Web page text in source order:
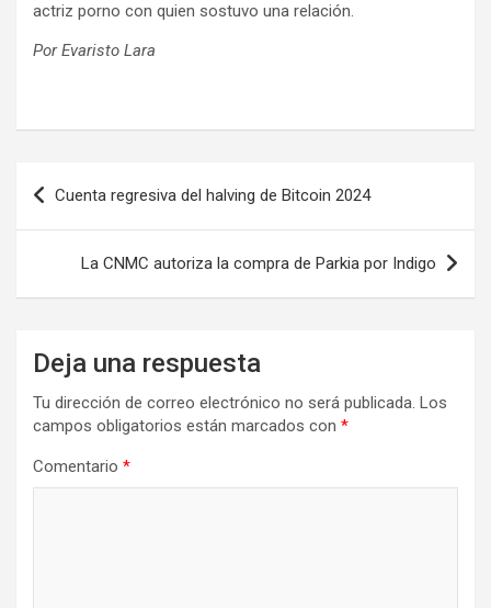
actriz porno con quien sostuvo una relación.
Por Evaristo Lara
Navegación
de
entradas
Cuenta regresiva del halving de Bitcoin 2024
La CNMC autoriza la compra de Parkia por Indigo
Deja una respuesta
Tu dirección de correo electrónico no será publicada. Los
campos obligatorios están marcados con *
Comentario *